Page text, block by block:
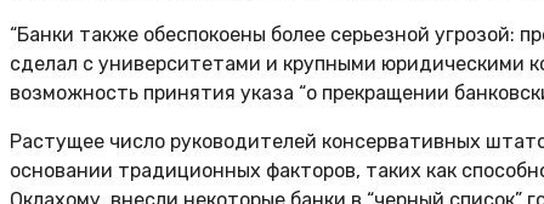
“Банки также обеспокоены более серьезной угрозой:
сделал с университетами и крупными юридическими
возможность принятия указа “о прекращении
Растущее число руководителей консервативных
основании традиционных факторов, таких как